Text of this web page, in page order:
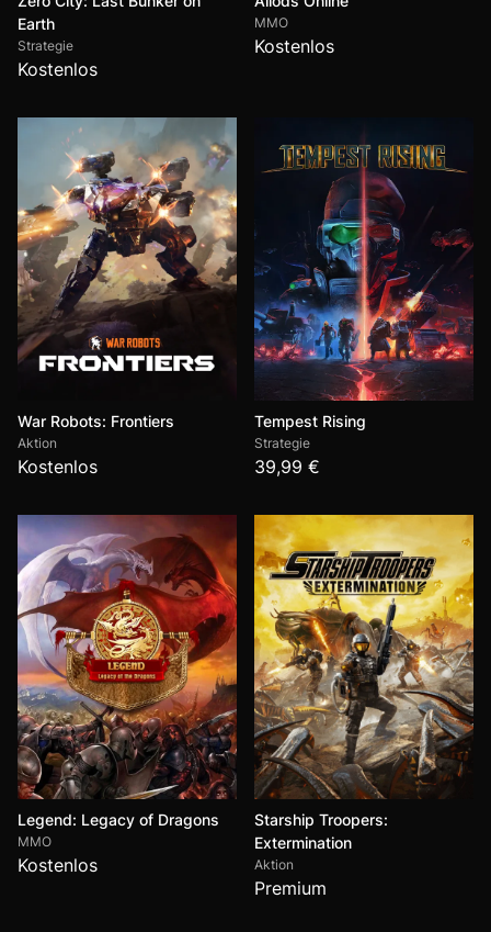
Earth
Strategie
Kostenlos
MMO
Kostenlos
War Robots: Frontiers
Aktion
Kostenlos
Tempest Rising
Strategie
39,99 €
Legend: Legacy of Dragons
MMO
Kostenlos
Starship Troopers:
Extermination
Aktion
Premium